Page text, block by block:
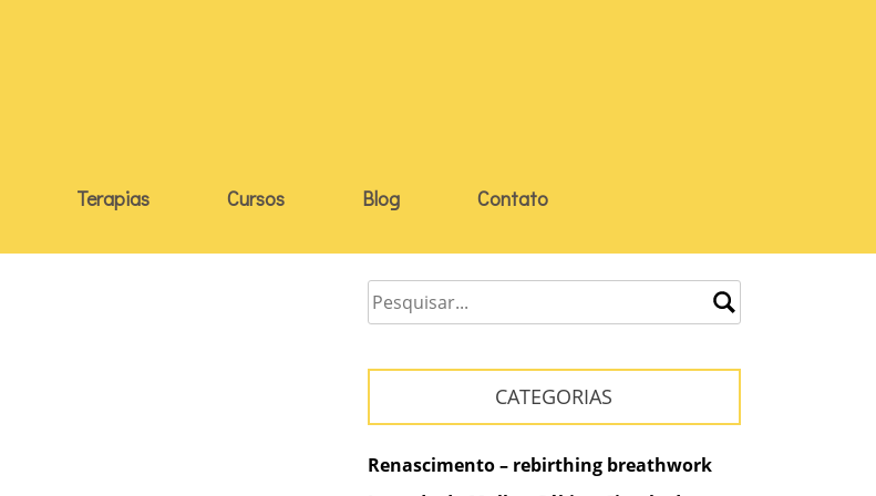
Terapias Cursos Blog Contato
CATEGORIAS
Renascimento – rebirthing breathwork